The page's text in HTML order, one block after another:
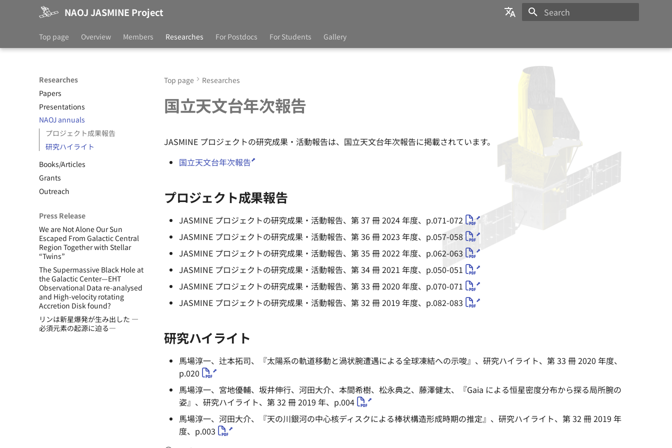
NAOJ JASMINE Project
English
Top page Overview Members Researches For Postdocs For Students Gallery
Researches
Papers
Presentations
NAOJ annuals
プロジェクト成果報告
研究ハイライト
Books/Articles
Grants
Outreach
Press Release
We are Not Alone Our Sun
Escaped From Galactic Central
Region Together with Stellar
“Twins”
The Supermassive Black Hole at
the Galactic Center—EHT
Observational Data re-analysed
and High-velocity rotating
Accretion Disk found?
リンは新星爆発が生み出した ―
必須元素の起源に迫る―
Top page Researches
国立天文台年次報告
JASMINE プロジェクトの研究成果・活動報告は、国立天文台年次報告に掲載されています。
国立天文台年次報告
プロジェクト成果報告
JASMINE プロジェクトの研究成果・活動報告、第 37 冊 2024 年度、p.071-072
JASMINE プロジェクトの研究成果・活動報告、第 36 冊 2023 年度、p.057-058
JASMINE プロジェクトの研究成果・活動報告、第 35 冊 2022 年度、p.062-063
JASMINE プロジェクトの研究成果・活動報告、第 34 冊 2021 年度、p.050-051
JASMINE プロジェクトの研究成果・活動報告、第 33 冊 2020 年度、p.070-071
JASMINE プロジェクトの研究成果・活動報告、第 32 冊 2019 年度、p.082-083
研究ハイライト
馬場淳一、辻本拓司、『太陽系の軌道移動と渦状腕遭遇による全球凍結への示唆』、研究ハイライト、第 33 冊 2020 年度、
p.020
馬場淳一、宮地優輔、坂井伸行、河田大介、本間希樹、松永典之、藤澤健太、『Gaia による恒星密度分布から探る局所腕の
姿』、研究ハイライト、第 32 冊 2019 年、p.004
馬場淳一、河田大介、『天の川銀河の中心核ディスクによる棒状構造形成時期の推定』、研究ハイライト、第 32 冊 2019 年
度、p.003